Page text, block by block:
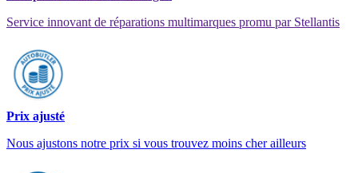
Service innovant de réparations multimarques promu par Stellantis
Prix ajusté
Nous ajustons notre prix si vous trouvez moins cher ailleurs